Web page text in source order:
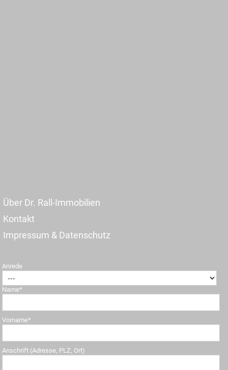
Über Dr. Rall-Immobilien
Kontakt
Impressum & Datenschutz
Anrede
Name*
Vorname*
Anschrift (Adresse, PLZ, Ort)